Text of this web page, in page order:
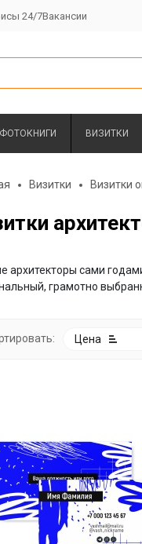
24/7Вакансии
ФОТОКНИГИ ВИЗИТКИ
Визитки Визитки
архитекторы сами
грамотно
Цена